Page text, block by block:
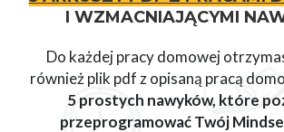
I WZMACNIAJĄCYMI
Do każdej pracy domowej
również plik pdf z opisaną pracą
5 prostych nawyków, które
przeprogramować Twój